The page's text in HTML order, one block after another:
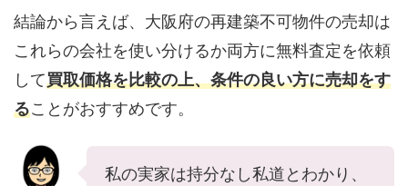
結論から言えば、大阪府の再建築不可物件の売却は
これらの会社を使い分けるか両方に無料査定を依頼
して買取価格を比較の上、条件の良い方に売却をす
ることがおすすめです。
私の実家は持分なし私道とわかり、